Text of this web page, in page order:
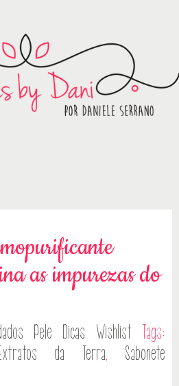
as impurezas do
Pele Dicas Wishlist Tags:
da Terra, Sabonete